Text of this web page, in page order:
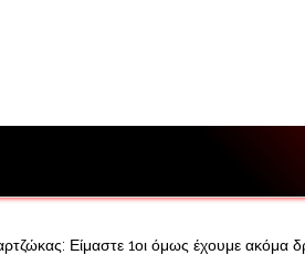
Είμαστε 1οι όμως έχουμε ακόμα